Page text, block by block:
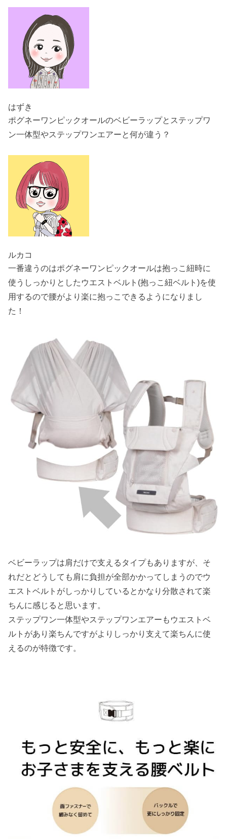
はずき
ポグネーワンピックオールのベビーラップとステップワ
ン一体型やステップワンエアーと何が違う？
ルカコ
一番違うのはポグネーワンピックオールは抱っこ紐時に
使うしっかりとしたウエストベルト(抱っこ紐ベルト)を使
用するので腰がより楽に抱っこできるようになりまし
た！
ベビーラップは肩だけで支えるタイプもありますが、そ
れだとどうしても肩に負担が全部かかってしまうのでウ
エストベルトがしっかりしているとかなり分散されて楽
ちんに感じると思います。
ステップワン一体型やステップワンエアーもウエストベ
ルトがあり楽ちんですがよりしっかり支えて楽ちんに使
えるのが特徴です。